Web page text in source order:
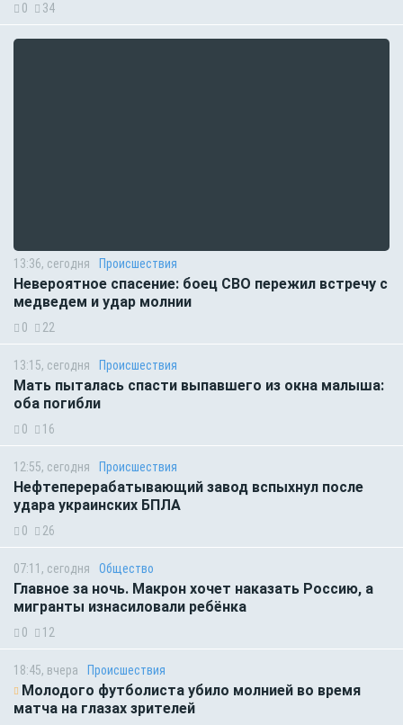
0 34
13:36, сегодня Происшествия
Невероятное спасение: боец СВО пережил встречу с
медведем и удар молнии
0 22
13:15, сегодня Происшествия
Мать пыталась спасти выпавшего из окна малыша:
оба погибли
0 16
12:55, сегодня Происшествия
Нефтеперерабатывающий завод вспыхнул после
удара украинских БПЛА
0 26
07:11, сегодня Общество
Главное за ночь. Макрон хочет наказать Россию, а
мигранты изнасиловали ребёнка
0 12
18:45, вчера Происшествия
Молодого футболиста убило молнией во время
матча на глазах зрителей